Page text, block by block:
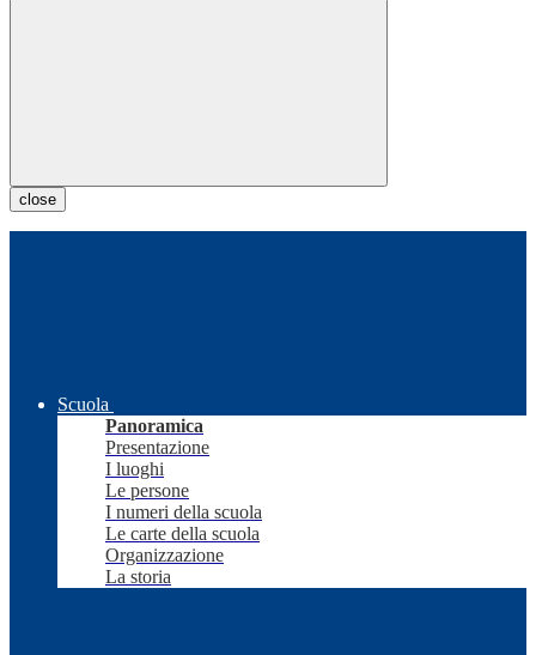
close
Scuola
Panoramica
Presentazione
I luoghi
Le persone
I numeri della scuola
Le carte della scuola
Organizzazione
La storia